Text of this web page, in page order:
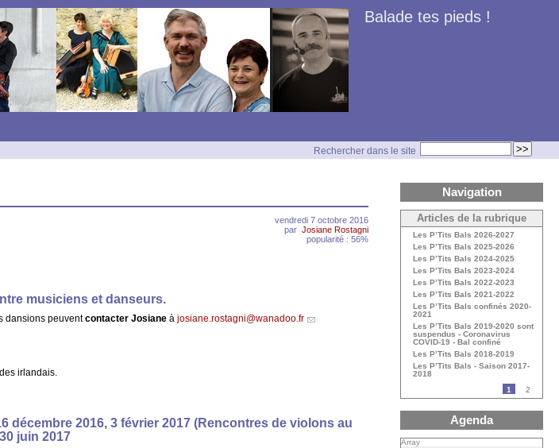
Balade tes pieds !
Rechercher dans le site
vendredi 7 octobre 2016
par Josiane Rostagni
popularité : 56%
musiciens et danseurs.
dansions peuventcontacter Josiane à josiane.rostagni@wanadoo.fr
irlandais.
décembre 2016, 3 février 2017 (Rencontres de violons au
juin 2017
Navigation
Articles de la rubrique
Les P’Tits Bals 2026-2027
Les P’Tits Bals 2025-2026
Les P’Tits Bals 2024-2025
Les P’Tits Bals 2023-2024
Les P’Tits Bals 2022-2023
Les P’Tits Bals 2021-2022
Les P’Tits Bals confinés 2020-
2021
Les P’Tits Bals 2019-2020 sont
suspendus - Coronavirus
COVID-19 - Bal confiné
Les P’Tits Bals 2018-2019
Les P’Tits Bals - Saison 2017-
2018
1
2
Agenda
Array